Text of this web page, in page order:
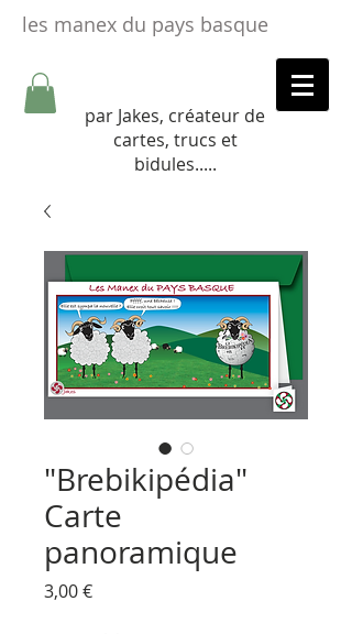
les manex du pays basque
par Jakes, créateur de
cartes, trucs et
bidules.....​
"Brebikipédia"
Carte
panoramique
3,00 €Prix